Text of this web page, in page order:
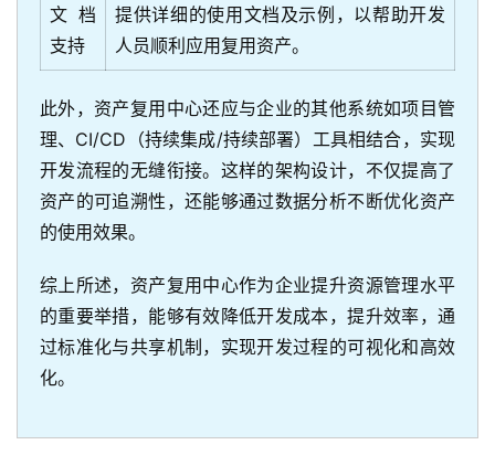
文档
支持
提供详细的使用文档及示例，以帮助开发
人员顺利应用复用资产。
此外，资产复用中心还应与企业的其他系统如项目管
理、CI/CD（持续集成/持续部署）工具相结合，实现
开发流程的无缝衔接。这样的架构设计，不仅提高了
资产的可追溯性，还能够通过数据分析不断优化资产
的使用效果。
综上所述，资产复用中心作为企业提升资源管理水平
的重要举措，能够有效降低开发成本，提升效率，通
过标准化与共享机制，实现开发过程的可视化和高效
化。